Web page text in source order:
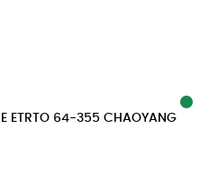
ETRTO 64-355 CHAOYANG